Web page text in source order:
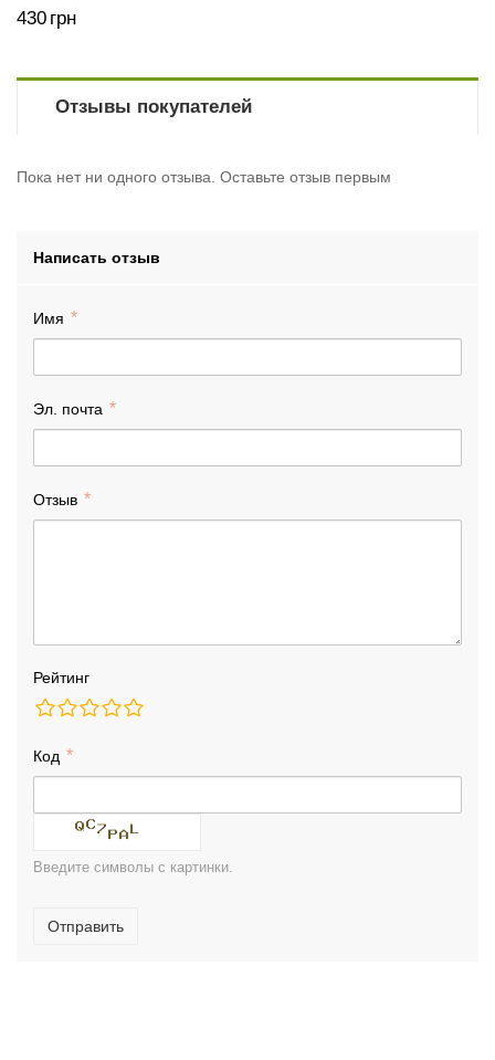
430 грн
Отзывы покупателей
Пока нет ни одного отзыва. Оставьте отзыв первым
Написать отзыв
Имя
Эл. почта
Отзыв
Рейтинг
Код
Введите символы с картинки.
Отправить